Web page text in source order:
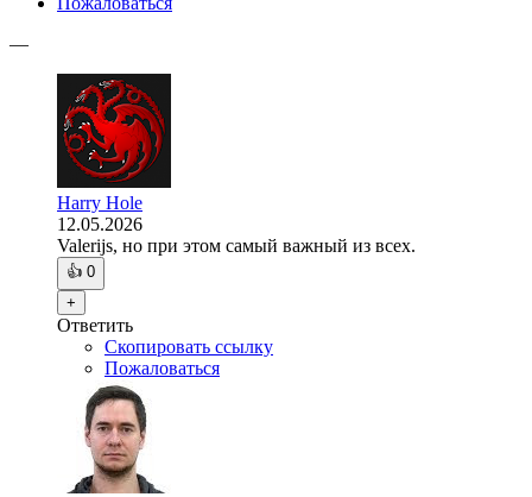
—
Harry Hole
12.05.2026
Valerijs, но при этом самый важный из всех.
👍 0
+
Ответить
Скопировать ссылку
Пожаловаться